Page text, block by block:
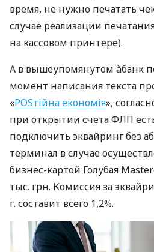
время, не нужно печатать
случае реализации
на кассовом принтере).
А в вышеупомянутом àбанк
момент написания текста
«POSтійна економія»,
при открытии счета ФЛП
подключить эквайринг без
терминал в случае
бизнес-картой Голубая
тыс. грн. Комиссия за
г. составит всего 1,2%.